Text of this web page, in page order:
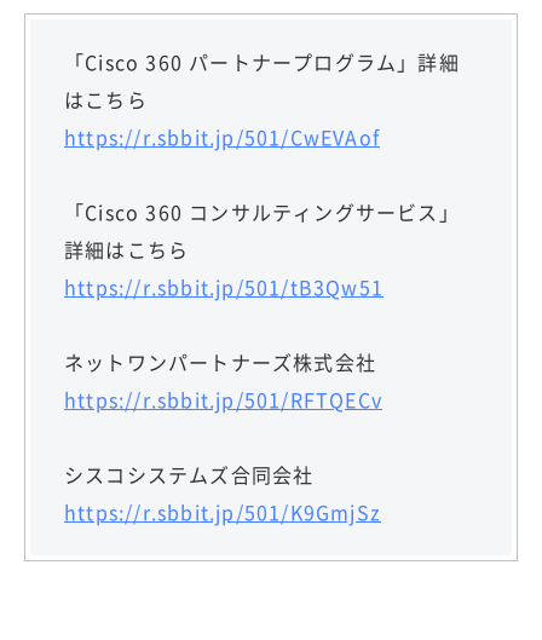
「Cisco 360 パートナープログラム」詳細
はこちら
https://r.sbbit.jp/501/CwEVAof
「Cisco 360 コンサルティングサービス」
詳細はこちら
https://r.sbbit.jp/501/tB3Qw51
ネットワンパートナーズ株式会社
https://r.sbbit.jp/501/RFTQECv
シスコシステムズ合同会社
https://r.sbbit.jp/501/K9GmjSz